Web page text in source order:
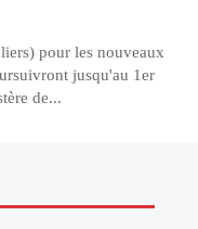
pour les nouveaux
jusqu'au 1er
de...